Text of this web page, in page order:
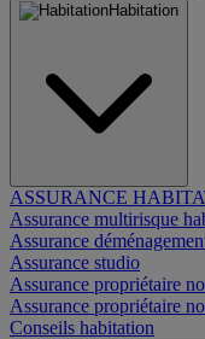
Habitation
ASSURANCE
Assurance multirisque
Assurance
Assurance studio
Assurance propriétaire
Assurance propriétaire
Conseils habitation